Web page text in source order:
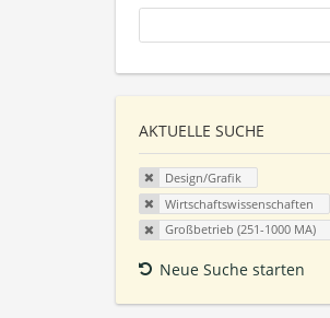
AKTUELLE SUCHE
Design/Grafik
Wirtschaftswissenschaften
Großbetrieb (251-1000 MA)
Neue Suche starten